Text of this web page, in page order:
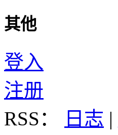
其他
登入
注册
RSS：
日志 |